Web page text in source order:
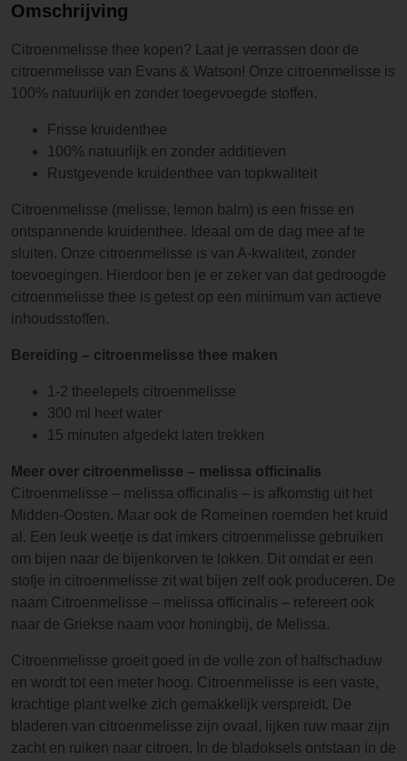
Omschrijving
Citroenmelisse thee kopen? Laat je verrassen door de
citroenmelisse van Evans & Watson! Onze citroenmelisse is
100% natuurlijk en zonder toegevoegde stoffen.
Frisse kruidenthee
100% natuurlijk en zonder additieven
Rustgevende kruidenthee van topkwaliteit
Citroenmelisse (melisse, lemon balm) is een frisse en
ontspannende kruidenthee. Ideaal om de dag mee af te
sluiten. Onze citroenmelisse is van A-kwaliteit, zonder
toevoegingen. Hierdoor ben je er zeker van dat gedroogde
citroenmelisse thee is getest op een minimum van actieve
inhoudsstoffen.
Bereiding – citroenmelisse thee maken
1-2 theelepels citroenmelisse
300 ml heet water
15 minuten afgedekt laten trekken
Meer over citroenmelisse – melissa officinalis
Citroenmelisse – melissa officinalis – is afkomstig uit het
Midden-Oosten. Maar ook de Romeinen roemden het kruid
al. Een leuk weetje is dat imkers citroenmelisse gebruiken
om bijen naar de bijenkorven te lokken. Dit omdat er een
stofje in citroenmelisse zit wat bijen zelf ook produceren. De
naam Citroenmelisse – melissa officinalis – refereert ook
naar de Griekse naam voor honingbij, de Melissa.
Citroenmelisse groeit goed in de volle zon of halfschaduw
en wordt tot een meter hoog. Citroenmelisse is een vaste,
krachtige plant welke zich gemakkelijk verspreidt. De
bladeren van citroenmelisse zijn ovaal, lijken ruw maar zijn
zacht en ruiken naar citroen. In de bladoksels ontstaan in de